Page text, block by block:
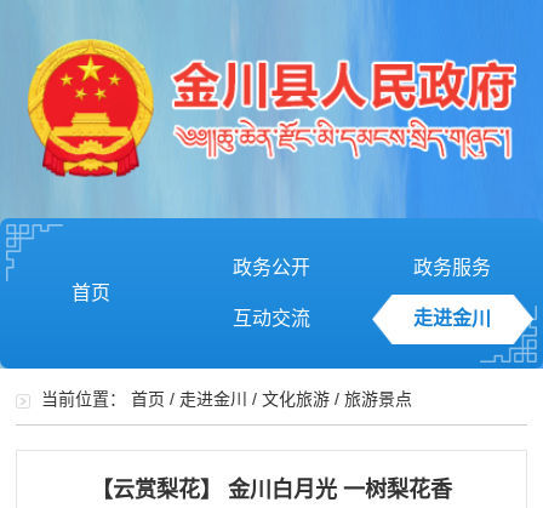
首页
政务公开 政务服务
互动交流 走进金川
当前位置：首页 /走进金川 /文化旅游 /旅游景点
【云赏梨花】 金川白月光 一树梨花香